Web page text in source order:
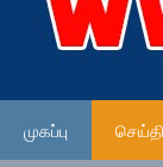
முகப்பு